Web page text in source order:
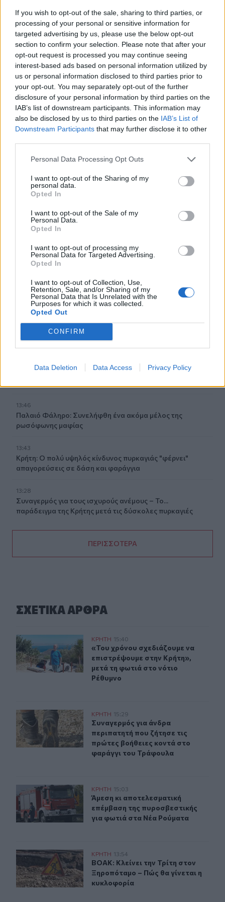
If you wish to opt-out of the sale, sharing to third parties, or
processing of your personal or sensitive information for
targeted advertising by us, please use the below opt-out
section to confirm your selection. Please note that after your
opt-out request is processed you may continue seeing
interest-based ads based on personal information utilized by
us or personal information disclosed to third parties prior to
your opt-out. You may separately opt-out of the further
disclosure of your personal information by third parties on the
IAB’s list of downstream participants. This information may
also be disclosed by us to third parties on the IAB’s List of
Downstream Participants that may further disclose it to other
Personal Data Processing Opt Outs
I want to opt-out of the Sharing of my
personal data.
Opted In
I want to opt-out of the Sale of my
Personal Data.
Opted In
I want to opt-out of processing my
Personal Data for Targeted Advertising.
Opted In
I want to opt-out of Collection, Use,
Retention, Sale, and/or Sharing of my
Personal Data that Is Unrelated with the
Purposes for which it was collected.
Opted Out
CONFIRM
Data Deletion Data Access Privacy Policy
Αλέξης Τσίπρας: Στις 2 Σεπτεμβρίου η παρουσίαση του
οικονομικού προγράμματος της ΕΛ.Α.Σ.
14:37
ΟΦΗ: Η τρίτη φανέλα για τη νέα σεζόν - «Το πορτοκαλί
που κουβαλά την ιστορία μας»
14:34
Χαμός με τον Μπρούκλιν Μπέκαμ που έβρασε ζυμαρικά
με θαλασσινό νερό (video)
Καλοκαίρι και αλλεργίες: Πότε απαιτείται προσοχή και
Φρουροί της Επανάστασης: Το άνοιγμα των Στενών του
Ορμούζ δεν σχετίζεται με τις διαπραγματεύσεις
Τεχεράνης - Ομάν
Χαλκιδική: Στο «Παπαγεωργίου» οδηγός μοτοσικλέτας
που τραυματίστηκε σε τροχαίο
ΒΟΑΚ: Κλείνει την Τρίτη στον Ξηροπόταμο – Πώς θα
γίνεται η κυκλοφορία
Γιατί να βάλετε φύλλα δάφνης στο πλυντήριο: Το μυστικό
13:46
Παλαιό Φάληρο: Συνελήφθη ένα ακόμα μέλος της
ρωσόφωνης μαφίας
13:43
Κρήτη: Ο πολύ υψηλός κίνδυνος πυρκαγιάς "φέρνει"
απαγορεύσεις σε δάση και φαράγγια
13:28
Συναγερμός για τους ισχυρούς ανέμους – Το...
παράδειγμα της Κρήτης μετά τις δύσκολες πυρκαγιές
ΠΕΡΙΣΣΟΤΕΡΑ
ΣΧΕΤΙΚA AΡΘΡΑ
«Του χρόνου σχεδιάζουμε να επιστρέψουμε στην
ΚΡΗΤΗ 15:40
«Του χρόνου σχεδιάζουμε να
«Του χρόνου σχεδιάζουμε να
επιστρέψουμε στην Κρήτη»,
μετά τη φωτιά στο νότιο
Ρέθυμνο
Συναγερμός για άνδρα περιπατητή που ζήτησε τις
ΚΡΗΤΗ 15:29
Συναγερμός για άνδρα
Συναγερμός για άνδρα
περιπατητή που ζήτησε τις
πρώτες βοήθειες κοντά στο
φαράγγι του Τράφουλα
Άμεση κι αποτελεσματική επέμβαση της
ΚΡΗΤΗ 15:03
Άμεση κι αποτελεσματική
Άμεση κι αποτελεσματική
επέμβαση της πυροσβεστικής
για φωτιά στα Νέα Ρούματα
ΒΟΑΚ: Κλείνει την Τρίτη στον Ξηροπόταμο – Πώς θα
ΚΡΗΤΗ 13:54
ΒΟΑΚ: Κλείνει την Τρίτη στον
ΒΟΑΚ: Κλείνει την Τρίτη στον
Ξηροπόταμο – Πώς θα γίνεται η
κυκλοφορία